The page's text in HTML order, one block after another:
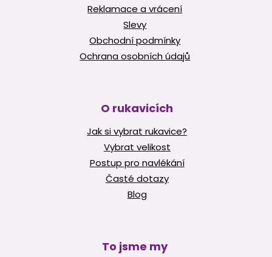
Reklamace a vrácení
Slevy
Obchodní podmínky
Ochrana osobních údajů
O rukavicích
Jak si vybrat rukavice?
Vybrat velikost
Postup pro navlékání
Časté dotazy
Blog
To jsme my